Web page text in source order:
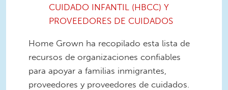
CUIDADO INFANTIL (HBCC) Y
PROVEEDORES DE CUIDADOS
Home Grown ha recopilado esta lista de
recursos de organizaciones confiables
para apoyar a familias inmigrantes,
proveedores y proveedores de cuidados.